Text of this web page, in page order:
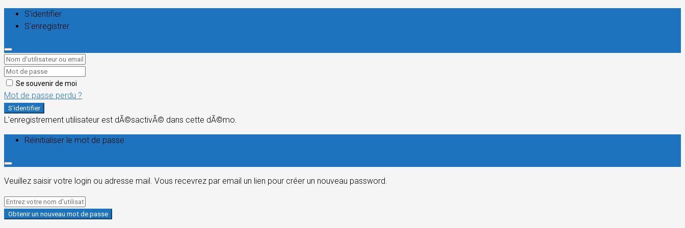
S'identifier
S'enregistrer
Se souvenir de moi
Mot de passe perdu ?
S'identifier
L'enregistrement utilisateur est dÃ©sactivÃ© dans cette dÃ©mo.
Réinitialiser le mot de passe
Veuillez saisir votre login ou adresse mail. Vous recevrez par email un lien pour créer un nouveau password.
Obtenir un nouveau mot de passe